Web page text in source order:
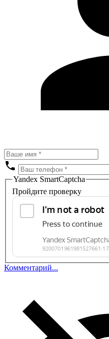
Yandex SmartCaptcha
Пройдите проверку
Комментарий...